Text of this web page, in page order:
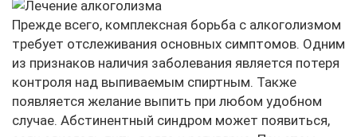
Прежде всего, комплексная борьба с алкоголизмом
требует отслеживания основных симптомов. Одним
из признаков наличия заболевания является потеря
контроля над выпиваемым спиртным. Также
появляется желание выпить при любом удобном
случае. Абстинентный синдром может появиться,